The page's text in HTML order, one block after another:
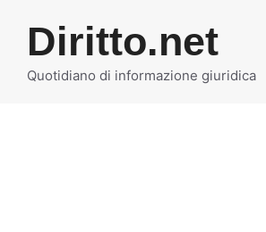
contenuto
Diritto.net
Quotidiano di informazione giuridica